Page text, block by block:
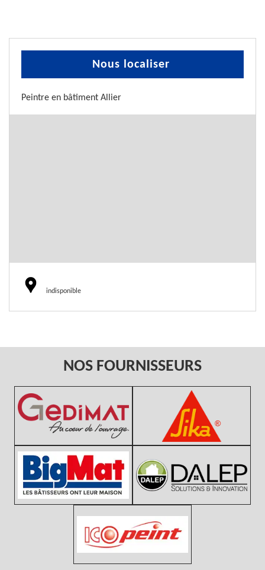
Nous localiser
Peintre en bâtiment Allier
indisponible
NOS FOURNISSEURS